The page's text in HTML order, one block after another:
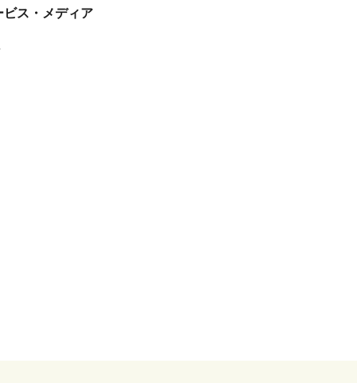
ス・メディア